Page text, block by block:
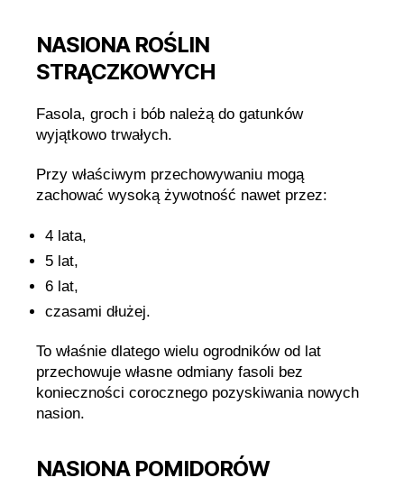
NASIONA ROŚLIN
STRĄCZKOWYCH
Fasola, groch i bób należą do gatunków
wyjątkowo trwałych.
Przy właściwym przechowywaniu mogą
zachować wysoką żywotność nawet przez:
4 lata,
5 lat,
6 lat,
czasami dłużej.
To właśnie dlatego wielu ogrodników od lat
przechowuje własne odmiany fasoli bez
konieczności corocznego pozyskiwania nowych
nasion.
NASIONA POMIDORÓW